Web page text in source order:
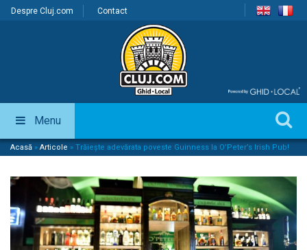
Despre Cluj.com Contact
Menu
Acasă » Articole » Trăiește adevărata poveste Guinness la O’Peter’s Irish Pub!